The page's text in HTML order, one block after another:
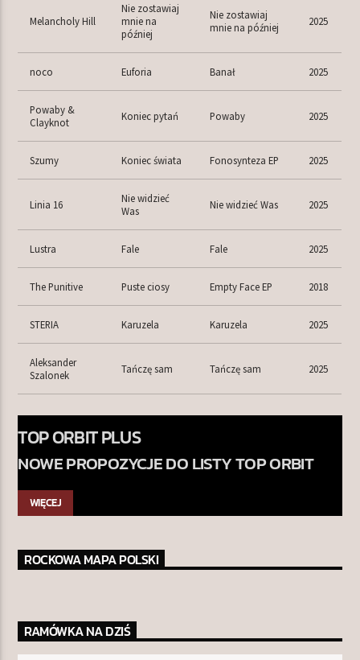
Melancholy Hill
Nie zostawiaj
mnie na
później
Nie zostawiaj
mnie na później
2025
noco Euforia Banał 2025
Powaby &
Clayknot
Koniec pytań Powaby 2025
Szumy Koniec świata Fonosynteza EP 2025
Linia 16
Nie widzieć
Was
Nie widzieć Was 2025
Lustra Fale Fale 2025
The Punitive Puste ciosy Empty Face EP 2018
STERIA Karuzela Karuzela 2025
Aleksander
Szalonek
Tańczę sam Tańczę sam 2025
TOP ORBIT PLUS
NOWE PROPOZYCJE DO LISTY TOP ORBIT
WIĘCEJ
ROCKOWA MAPA POLSKI
RAMÓWKA NA DZIŚ